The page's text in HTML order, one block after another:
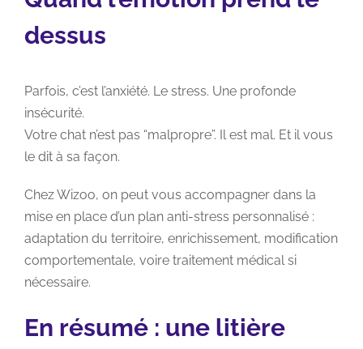
dessus
Parfois, c’est l’anxiété. Le stress. Une profonde
insécurité.
Votre chat n’est pas “malpropre”. Il est mal. Et il vous
le dit à sa façon.
Chez Wizoo, on peut vous accompagner dans la
mise en place d’un plan anti-stress personnalisé :
adaptation du territoire, enrichissement, modification
comportementale, voire traitement médical si
nécessaire.
En résumé : une litière